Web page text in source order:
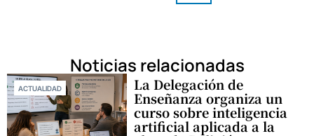
Noticias relacionadas
ACTUALIDAD La Delegación de
Enseñanza organiza un
curso sobre inteligencia
artificial aplicada a la